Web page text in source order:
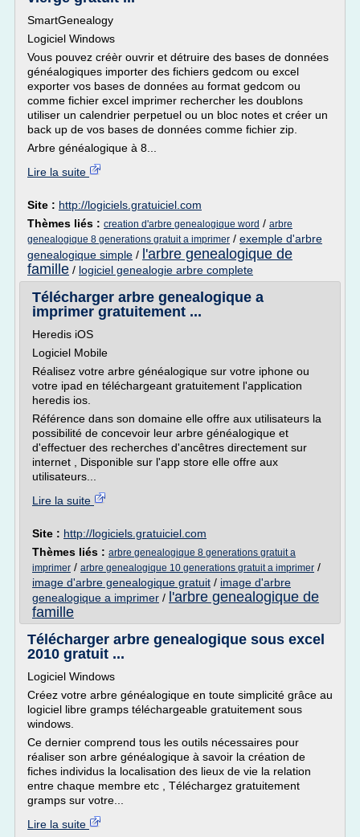
SmartGenealogy
Logiciel Windows
Vous pouvez créèr ouvrir et détruire des bases de données
généalogiques importer des fichiers gedcom ou excel
exporter vos bases de données au format gedcom ou
comme fichier excel imprimer rechercher les doublons
utiliser un calendrier perpetuel ou un bloc notes et créer un
back up de vos bases de données comme fichier zip.
Arbre généalogique à 8...
Lire la suite
Site : http://logiciels.gratuiciel.com
Thèmes liés : creation d'arbre genealogique word / arbre
genealogique 8 generations gratuit a imprimer / exemple d'arbre
genealogique simple / l'arbre genealogique de
famille / logiciel genealogie arbre complete
Télécharger arbre genealogique a
imprimer gratuitement ...
Heredis iOS
Logiciel Mobile
Réalisez votre arbre généalogique sur votre iphone ou
votre ipad en téléchargeant gratuitement l'application
heredis ios.
Référence dans son domaine elle offre aux utilisateurs la
possibilité de concevoir leur arbre généalogique et
d'effectuer des recherches d'ancêtres directement sur
internet , Disponible sur l'app store elle offre aux
utilisateurs...
Lire la suite
Site : http://logiciels.gratuiciel.com
Thèmes liés : arbre genealogique 8 generations gratuit a
imprimer / arbre genealogique 10 generations gratuit a imprimer /
image d'arbre genealogique gratuit / image d'arbre
genealogique a imprimer / l'arbre genealogique de
famille
Télécharger arbre genealogique sous excel
2010 gratuit ...
Logiciel Windows
Créez votre arbre généalogique en toute simplicité grâce au
logiciel libre gramps téléchargeable gratuitement sous
windows.
Ce dernier comprend tous les outils nécessaires pour
réaliser son arbre généalogique à savoir la création de
fiches individus la localisation des lieux de vie la relation
entre chaque membre etc , Téléchargez gratuitement
gramps sur votre...
Lire la suite